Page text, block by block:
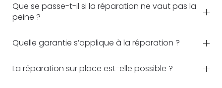
Que se passe-t-il si la réparation ne vaut pas la
peine ?
Quelle garantie s’applique à la réparation ?
La réparation sur place est-elle possible ?